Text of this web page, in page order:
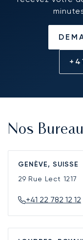
Nos
GENÈVE, SUISSE
29 Rue Lect 1217
+41 22 782 12 12